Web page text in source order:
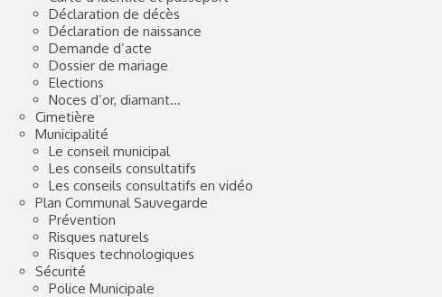
Déclaration de décès
Déclaration de naissance
Demande d’acte
Dossier de mariage
Elections
Noces d’or, diamant…
Cimetière
Municipalité
Le conseil municipal
Les conseils consultatifs
Les conseils consultatifs en vidéo
Plan Communal Sauvegarde
Prévention
Risques naturels
Risques technologiques
Sécurité
Police Municipale